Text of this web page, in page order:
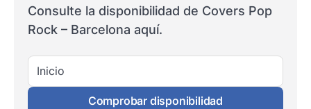
Consulte la disponibilidad de Covers Pop
Rock – Barcelona aquí.
Inicio
Comprobar disponibilidad